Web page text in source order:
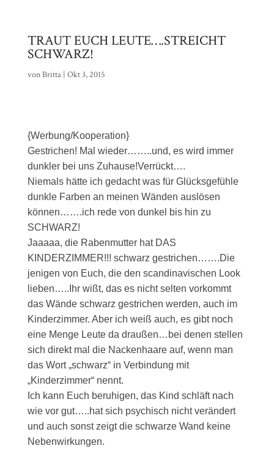
TRAUT EUCH LEUTE….STREICHT
SCHWARZ!
vonBritta| Okt 3, 2015
{Werbung/Kooperation}
Gestrichen! Mal wieder……..und, es wird immer
dunkler bei uns Zuhause!Verrückt….
Niemals hätte ich gedacht was für Glücksgefühle
dunkle Farben an meinen Wänden auslösen
können…….ich rede von dunkel bis hin zu
SCHWARZ!
Jaaaaa, die Rabenmutter hat DAS
KINDERZIMMER!!! schwarz gestrichen…….Die
jenigen von Euch, die den scandinavischen Look
lieben…..Ihr wißt, das es nicht selten vorkommt
das Wände schwarz gestrichen werden, auch im
Kinderzimmer. Aber ich weiß auch, es gibt noch
eine Menge Leute da draußen…bei denen stellen
sich direkt mal die Nackenhaare auf, wenn man
das Wort „schwarz“ in Verbindung mit
„Kinderzimmer“ nennt.
Ich kann Euch beruhigen, das Kind schläft nach
wie vor gut…..hat sich psychisch nicht verändert
und auch sonst zeigt die schwarze Wand keine
Nebenwirkungen.